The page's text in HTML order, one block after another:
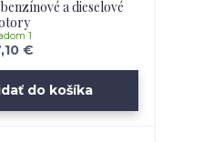
a dieselové
€
1
do košíka